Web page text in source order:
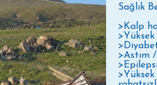
Sağlık
>Kalp
>Astım